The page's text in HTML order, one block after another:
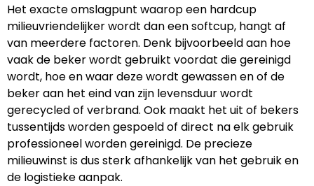
Het exacte omslagpunt waarop een hardcup
milieuvriendelijker wordt dan een softcup, hangt af
van meerdere factoren. Denk bijvoorbeeld aan hoe
vaak de beker wordt gebruikt voordat die gereinigd
wordt, hoe en waar deze wordt gewassen en of de
beker aan het eind van zijn levensduur wordt
gerecycled of verbrand. Ook maakt het uit of bekers
tussentijds worden gespoeld of direct na elk gebruik
professioneel worden gereinigd. De precieze
milieuwinst is dus sterk afhankelijk van het gebruik en
de logistieke aanpak.